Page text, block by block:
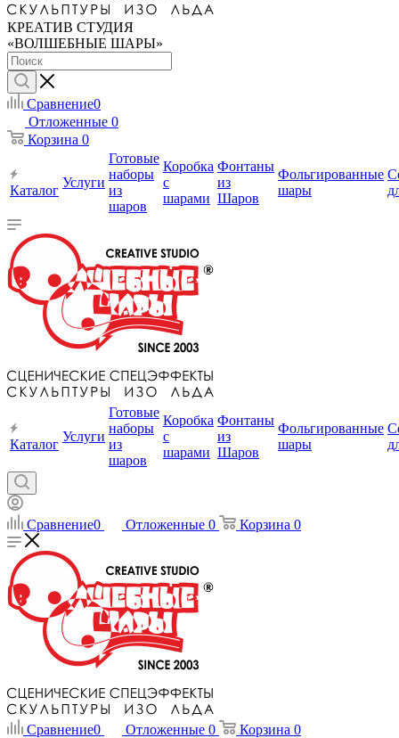
КРЕАТИВ СТУДИЯ
«ВОЛШЕБНЫЕ ШАРЫ»
Сравнение0
Отложенные 0
Корзина 0
Каталог
Услуги
Готовые
наборы
из
шаров
Коробка
с
шарами
Фонтаны
из
Шаров
Фольгированные
шары
Каталог
Услуги
Готовые
наборы
из
шаров
Коробка
с
шарами
Фонтаны
из
Шаров
Фольгированные
шары
Сравнение0 Отложенные 0 Корзина 0
Сравнение0 Отложенные 0 Корзина 0